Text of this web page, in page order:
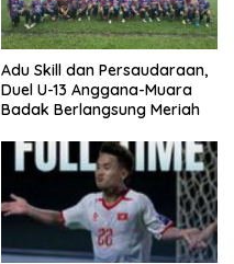
Adu Skill dan Persaudaraan,
Duel U-13 Anggana-Muara
Badak Berlangsung Meriah